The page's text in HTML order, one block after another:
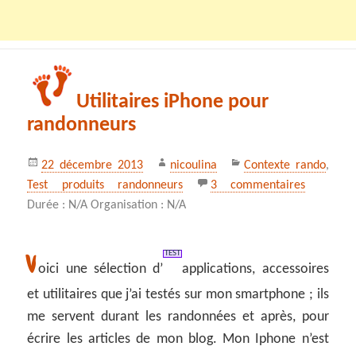
Utilitaires iPhone pour
randonneurs
Publié
le
22 décembre 2013 Auteur
nicoulina Catégories
Contexte rando,
Test produits randonneurs
3 commentairessur
Durée : N/A Organisation : N/A
Voici une sélection d’
TEST
applications, accessoires
et utilitaires que j’ai testés sur mon smartphone ; ils
me servent durant les randonnées et après, pour
écrire les articles de mon blog. Mon Iphone n’est